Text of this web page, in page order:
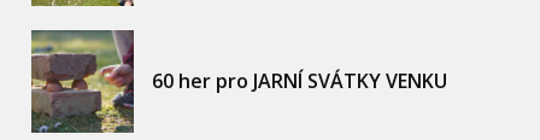
60 her pro JARNÍ SVÁTKY VENKU